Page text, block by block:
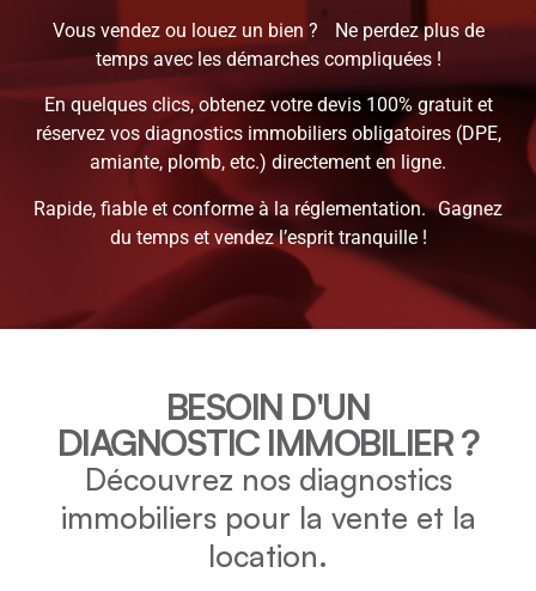
Vous vendez ou louez un bien ? Ne perdez plus de
temps avec les démarches compliquées !
En quelques clics, obtenez votre devis 100% gratuit et
réservez vos diagnostics immobiliers obligatoires (DPE,
amiante, plomb, etc.) directement en ligne.
Rapide, fiable et conforme à la réglementation. Gagnez
du temps et vendez l’esprit tranquille !
BESOIN D'UN
DIAGNOSTIC IMMOBILIER ?
Découvrez nos diagnostics
immobiliers pour la vente et la
location.